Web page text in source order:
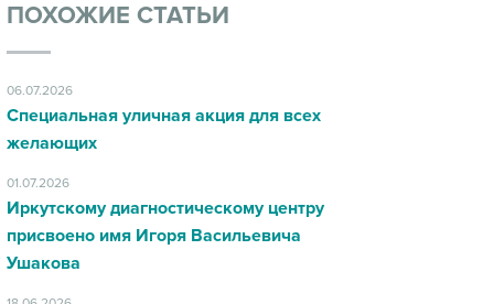
ПОХОЖИЕ СТАТЬИ
06.07.2026
Специальная уличная акция для всех
желающих
01.07.2026
Иркутскому диагностическому центру
присвоено имя Игоря Васильевича
Ушакова